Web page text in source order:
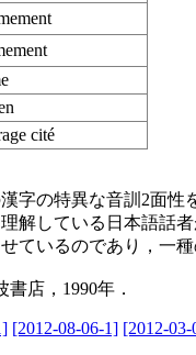
cité
字の特異な音訓2面性
解している日本語話
ているのであり，一
店，1990年．
[2012-08-06-1] [2012-03-